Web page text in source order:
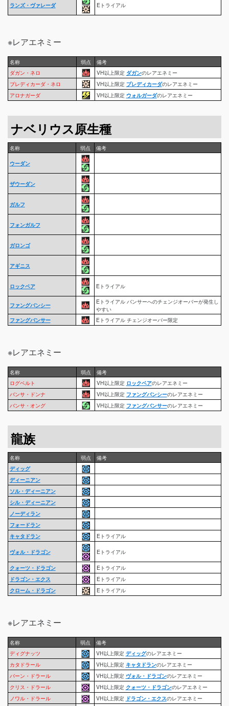
ランズ・ヴァレーダ Eトライアル
※レアエネミー
名称 弱点
備考
ダガン・ネロ
VH以上限定 ダガンのレアエネミー
プレディカーダ・ネロ
VH以上限定 プレディカーダのレアエネミー
アロナガーダ
VH以上限定 ウォルガーダのレアエネミー
ナベリウス原生種
名称 弱点
備考
ウーダン
ザウーダン
ガルフ
フォンガルフ
ガロンゴ
アギニス
ロックベア Eトライアル
ファングバンシー
Eトライアル バンサーへのチェンジオーバーが発生し
やすい
ファングバンサー
Eトライアル チェンジオーバー限定
※レアエネミー
名称 弱点
備考
ログベルト
VH以上限定 ロックベアのレアエネミー
バンサ・ドンナ
VH以上限定 ファングバンシーのレアエネミー
バンサ・オング
VH以上限定 ファングバンサーのレアエネミー
龍族
名称 弱点
備考
ディッグ
ディーニアン
ソル・ディーニアン
シル・ディーニアン
ノーディラン
フォードラン
キャタドラン
Eトライアル
ヴォル・ドラゴン Eトライアル
クォーツ・ドラゴン
Eトライアル
ドラゴン・エクス
Eトライアル
クローム・ドラゴン
Eトライアル
※レアエネミー
名称 弱点
備考
ディグナッツ
VH以上限定 ディッグのレアエネミー
カタドラール
VH以上限定 キャタドランのレアエネミー
バーン・ドラール
VH以上限定 ヴォル・ドラゴンのレアエネミー
クリス・ドラール
VH以上限定 クォーツ・ドラゴンのレアエネミー
ノワル・ドラール
VH以上限定 ドラゴン・エクスのレアエネミー